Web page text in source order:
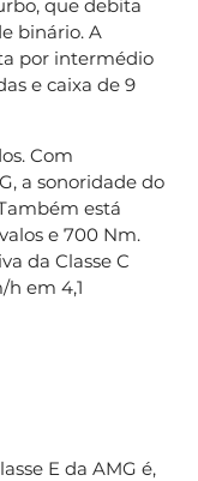
que debita
binário. A
por intermédio
e caixa de 9
Com
a sonoridade do
está
e 700 Nm.
da Classe C
h em 4,1
E da AMG é,